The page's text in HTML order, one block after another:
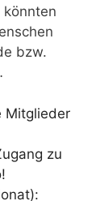
könnten
bzw.
Mitglieder
zu